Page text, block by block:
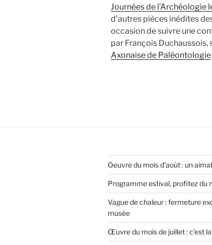
Journées de l’Archéologie
d’autres pièces inédites
occasion de suivre une
par François Duchaussois,
Axonaise de Paléontologie
Oeuvre du mois d’août : un
Programme estival, profitez du
Vague de chaleur : fermeture
musée
Œuvre du mois de juillet : c’est